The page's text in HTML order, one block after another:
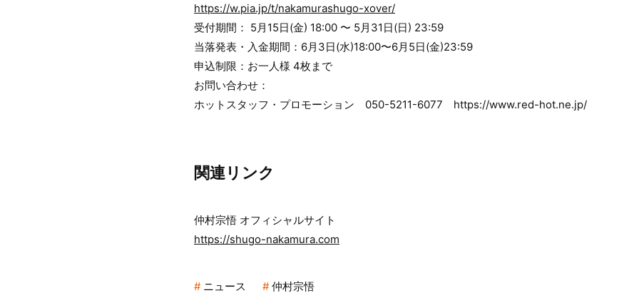
https://w.pia.jp/t/nakamurashugo-xover/
受付期間： 5月15日(金) 18:00 〜 5月31日(日) 23:59
当落発表・入金期間：6月3日(水)18:00〜6月5日(金)23:59
申込制限：お一人様 4枚まで
お問い合わせ：
ホットスタッフ・プロモーション 050-5211-6077 https://www.red-hot.ne.jp/
関連リンク
仲村宗悟 オフィシャルサイト
https://shugo-nakamura.com
ニュース 仲村宗悟